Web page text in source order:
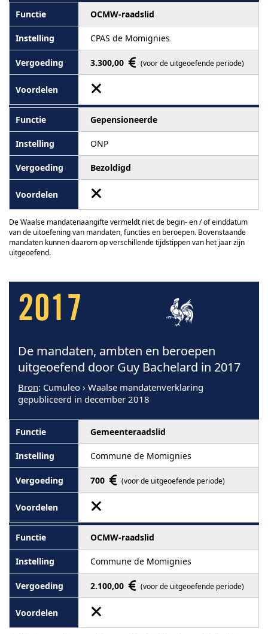
OCMW-raadslid
CPAS de Momignies
3.300,00 (voor de uitgeoefende periode)
Gepensioneerde
ONP
Bezoldigd
De Waalse mandatenaangifte vermeldt niet de begin- en / of einddatum
van de uitoefening van mandaten, functies en beroepen. Bovenstaande
mandaten kunnen daarom op verschillende tijdstippen van het jaar zijn
uitgeoefend.
2017
De mandaten, ambten en beroepen
uitgeoefend door Guy Bachelard in 2017
Bron: Cumuleo › Waalse mandatenverklaring
gepubliceerd in december 2018
Gemeenteraadslid
Commune de Momignies
700 (voor de uitgeoefende periode)
OCMW-raadslid
Commune de Momignies
2.100,00 (voor de uitgeoefende periode)